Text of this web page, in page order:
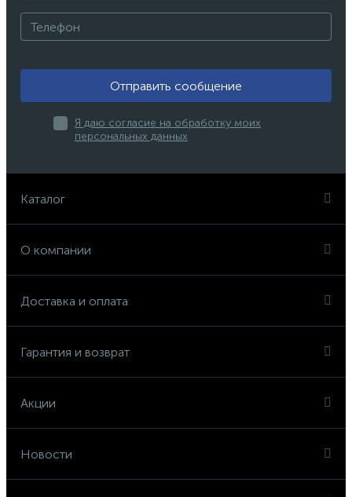
Отправить сообщение
Я даю согласие на обработку моих
персональных данных
Каталог
О компании
Доставка и оплата
Гарантия и возврат
Акции
Новости